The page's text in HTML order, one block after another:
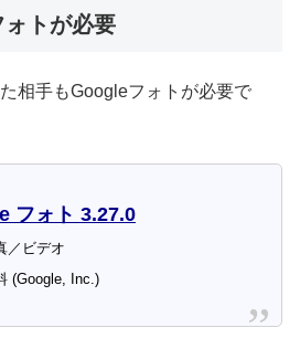
トが必要
相手もGoogleフォトが必要で
フォト 3.27.0
／ビデオ
(Google, Inc.)